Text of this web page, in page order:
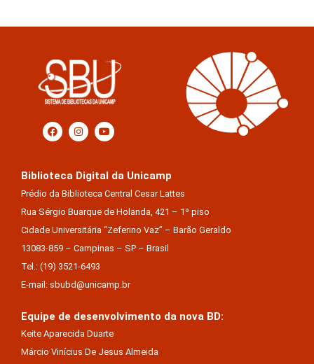
Biblioteca Digital da Unicamp
Prédio da Biblioteca Central Cesar Lattes
Rua Sérgio Buarque de Holanda, 421 – 1º piso
Cidade Universitária “Zeferino Vaz” – Barão Geraldo
13083-859 – Campinas – SP – Brasil
Tel.: (19) 3521-6493
E-mail: sbubd@unicamp.br
Equipe de desenvolvimento da nova BD:
Keite Aparecida Duarte
Márcio Vinícius De Jesus Almeida